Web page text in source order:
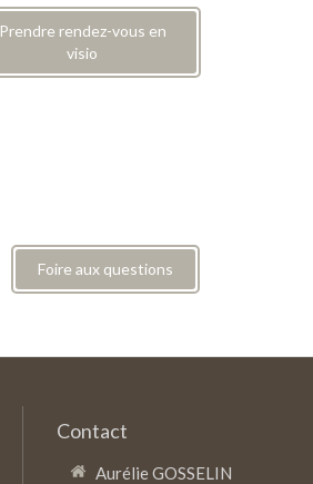
Prendre rendez-vous en
visio
Foire aux questions
Contact
Aurélie GOSSELIN